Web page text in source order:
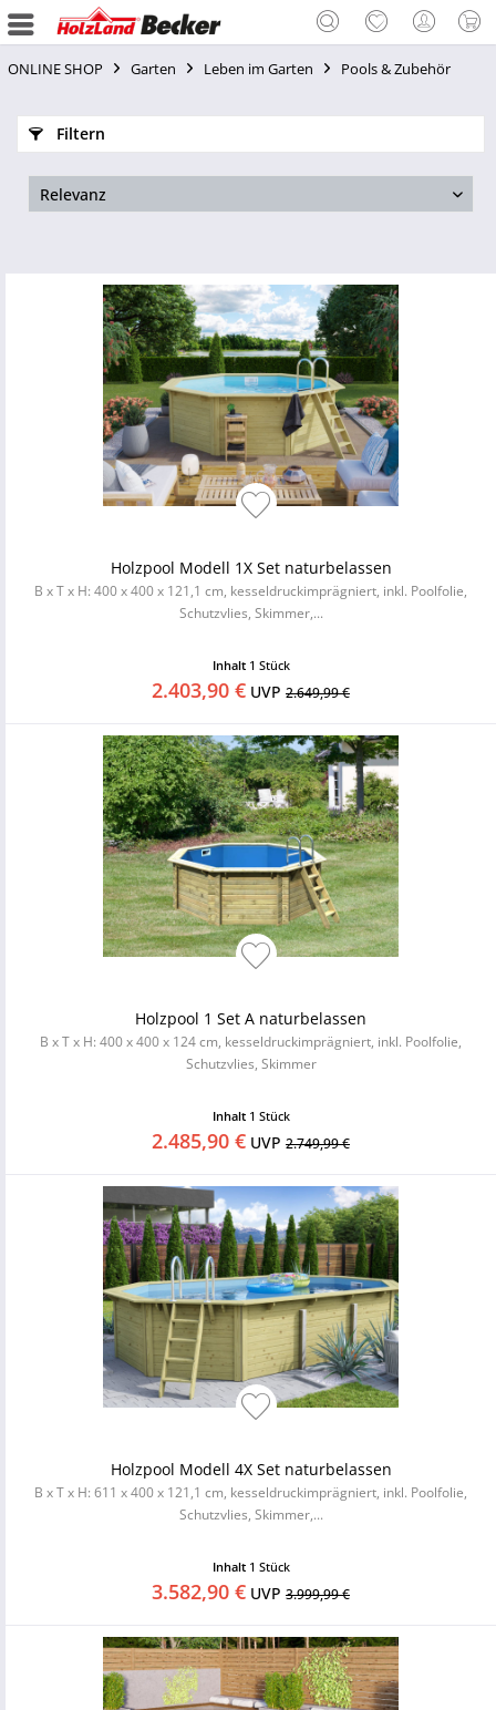
ONLINE SHOP Garten Leben im Garten Pools & Zubehör
Filtern
Holzpool Modell 1X Set naturbelassen
B x T x H: 400 x 400 x 121,1 cm, kesseldruckimprägniert, inkl. Poolfolie,
Schutzvlies, Skimmer,...
Inhalt 1 Stück
2.403,90 € UVP 2.649,99 €
Holzpool 1 Set A naturbelassen
B x T x H: 400 x 400 x 124 cm, kesseldruckimprägniert, inkl. Poolfolie,
Schutzvlies, Skimmer
Inhalt 1 Stück
2.485,90 € UVP 2.749,99 €
Holzpool Modell 4X Set naturbelassen
B x T x H: 611 x 400 x 121,1 cm, kesseldruckimprägniert, inkl. Poolfolie,
Schutzvlies, Skimmer,...
Inhalt 1 Stück
3.582,90 € UVP 3.999,99 €